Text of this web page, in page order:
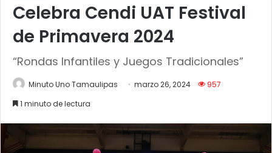
Celebra Cendi UAT Festival
de Primavera 2024
“Rondas Infantiles y Juegos Tradicionales”
Minuto Uno Tamaulipas marzo 26, 2024
957
1 minuto de lectura